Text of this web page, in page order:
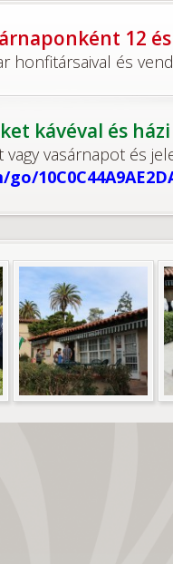
12
honfitársaival és
kávéval és
vasárnapot és